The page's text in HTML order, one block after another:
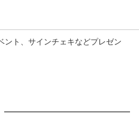
ント、サインチェキなどプレゼン